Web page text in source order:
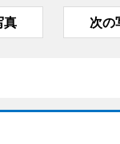
真 次の